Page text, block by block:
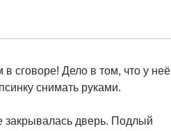
сговоре! Дело в том, что у неё
снимать руками.
закрывалась дверь. Подлый